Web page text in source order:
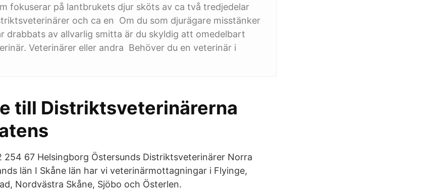
fokuserar på lantbrukets djur sköts av ca två tredjedelar
och ca en Om du som djurägare misstänker
drabbats av allvarlig smitta är du skyldig att omedelbart
Veterinärer eller andra Behöver du en veterinär i
till Distriktsveterinärerna
254 67 Helsingborg Östersunds Distriktsveterinärer Norra
län I Skåne län har vi veterinärmottagningar i Flyinge,
Nordvästra Skåne, Sjöbo och Österlen.